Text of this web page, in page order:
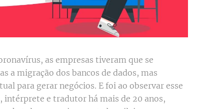
as empresas tiveram que se
a migração dos bancos de dados, mas
para gerar negócios. E foi ao observar esse
intérprete e tradutor há mais de 20 anos,